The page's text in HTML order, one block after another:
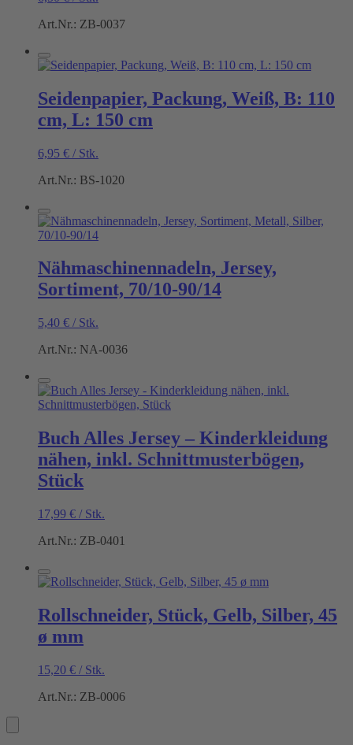
Art.Nr.: ZB-0037
Seidenpapier, Packung, Weiß, B: 110
cm, L: 150 cm
6,95 € / Stk.
Art.Nr.: BS-1020
Nähmaschinennadeln, Jersey,
Sortiment, 70/10-90/14
5,40 € / Stk.
Art.Nr.: NA-0036
Buch Alles Jersey – Kinderkleidung
nähen, inkl. Schnittmusterbögen,
Stück
17,99 € / Stk.
Art.Nr.: ZB-0401
Rollschneider, Stück, Gelb, Silber, 45
ø mm
15,20 € / Stk.
Art.Nr.: ZB-0006